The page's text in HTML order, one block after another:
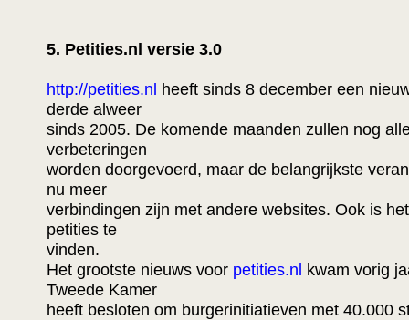
5. Petities.nl versie 3.0
http://petities.nl heeft sinds 8 december een
derde alweer
sinds 2005. De komende maanden zullen nog
verbeteringen
worden doorgevoerd, maar de belangrijkste
nu meer
verbindingen zijn met andere websites. Ook is
petities te
vinden.
Het grootste nieuws voor petities.nl kwam vorig
Tweede Kamer
heeft besloten om burgerinitiatieven met 40.000